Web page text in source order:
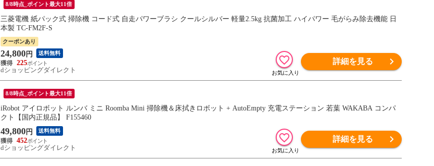
8/8時点_ポイント最大11倍
三菱電機 紙パック式 掃除機 コード式 自走パワーブラシ クールシルバー 軽量2.5kg 抗菌加工 ハイパワー 毛がらみ除去機能 日
本製 TC-FM2F-S
クーポンあり
24,800 円 送料無料
225
dショッピングダイレクト
詳細を見る
8/8時点_ポイント最大11倍
iRobot アイロボット ルンバ ミニ Roomba Mini 掃除機＆床拭きロボット + AutoEmpty 充電ステーション 若葉 WAKABA コンパ
クト【国内正規品】 F155460
49,800 円 送料無料
452
dショッピングダイレクト
詳細を見る